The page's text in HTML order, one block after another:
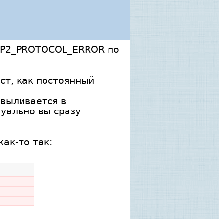
по
как постоянный
в
вы сразу
то так: